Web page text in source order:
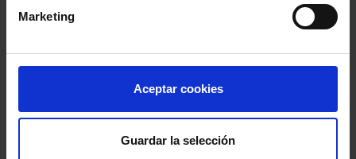
Marketing
Aceptar cookies
Guardar la selección
enfermedad y nacimiento era unareclamación
histórica de la Abogacía, que llevaba tiempo exigiendo
que se regulara paraevitar que dependiera de la
discrecionalidad de los jueces. Con la aprobación de